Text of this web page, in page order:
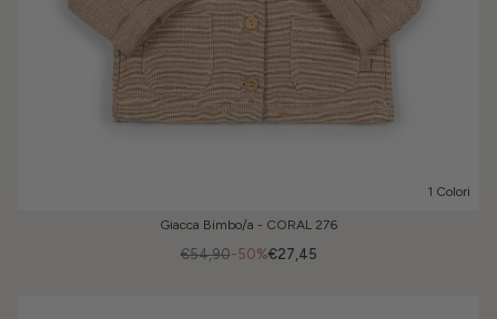
1 Colori
Giacca Bimbo/a - CORAL 276
-50%
€54,90 €27,45